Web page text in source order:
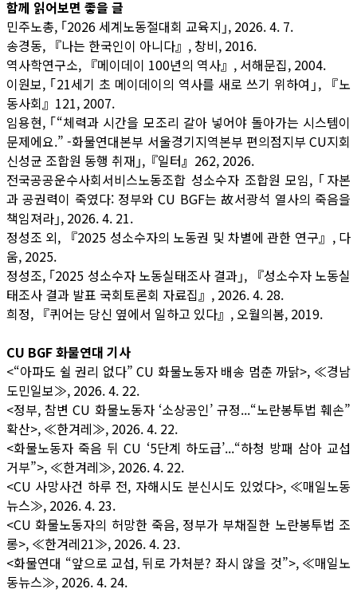
함께 읽어보면 좋을 글
민주노총, ｢2026 세계노동절대회 교육지｣, 2026. 4. 7.
송경동, 『나는 한국인이 아니다』, 창비, 2016.
역사학연구소, 『메이데이 100년의 역사』, 서해문집, 2004.
이원보, ｢21세기 초 메이데이의 역사를 새로 쓰기 위하여｣, 『노
동사회』121, 2007.
임용현, ｢“체력과 시간을 모조리 갈아 넣어야 돌아가는 시스템이
문제에요.” -화물연대본부 서울경기지역본부 편의점지부 CU지회
신성균 조합원 동행 취재｣,『일터』 262, 2026.
전국공공운수사회서비스노동조합 성소수자 조합원 모임, ｢자본
과 공권력이 죽였다: 정부와 CU BGF는 故서광석 열사의 죽음을
책임져라｣, 2026. 4. 21.
정성조 외, 『2025 성소수자의 노동권 및 차별에 관한 연구』, 다
움, 2025.
정성조, ｢2025 성소수자 노동실태조사 결과｣, 『성소수자 노동실
태조사 결과 발표 국회토론회 자료집』, 2026. 4. 28.
희정, 『퀴어는 당신 옆에서 일하고 있다』, 오월의봄, 2019.
CU BGF 화물연대 기사
<“아파도 쉴 권리 없다” CU 화물노동자 배송 멈춘 까닭>, ≪경남
도민일보≫, 2026. 4. 22.
<정부, 참변 CU 화물노동자 ‘소상공인’ 규정...“노란봉투법 훼손”
확산>, ≪한겨레≫, 2026. 4. 22.
<화물노동자 죽음 뒤 CU ‘5단계 하도급’...“하청 방패 삼아 교섭
거부”>, ≪한겨레≫, 2026. 4. 22.
<CU 사망사건 하루 전, 자해시도 분신시도 있었다>, ≪매일노동
뉴스≫, 2026. 4. 23.
<CU 화물노동자의 허망한 죽음, 정부가 부채질한 노란봉투법 조
롱>, ≪한겨레21≫, 2026. 4. 23.
<화물연대 “앞으로 교섭, 뒤로 가처분? 좌시 않을 것”>, ≪매일노
동뉴스≫, 2026. 4. 24.